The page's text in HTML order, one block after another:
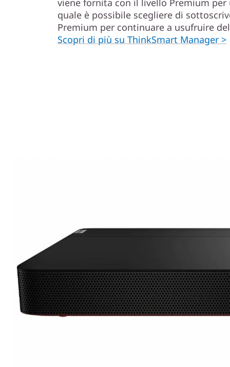
viene fornita con il livello Premium per
quale è possibile scegliere di
Premium per continuare a usufruire
Scopri di più su ThinkSmart Manager >